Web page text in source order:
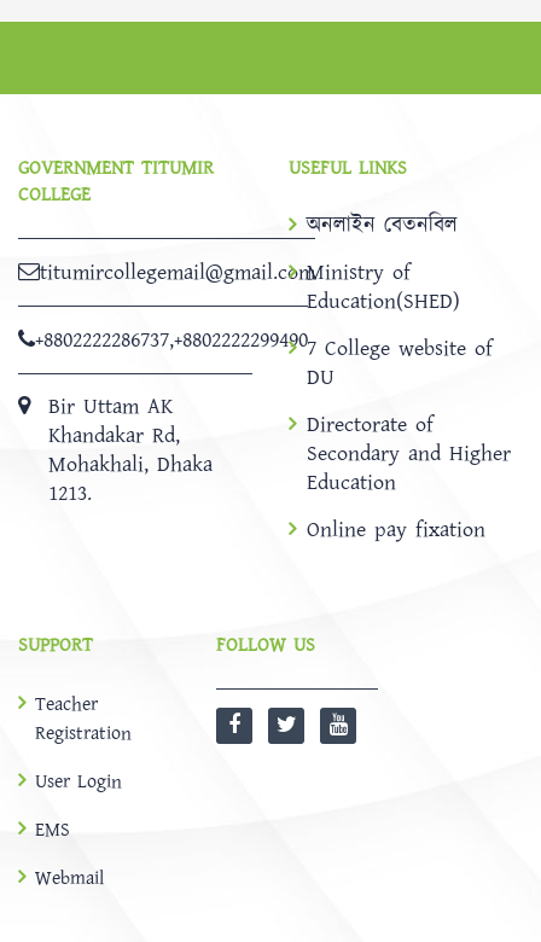
GOVERNMENT TITUMIR
COLLEGE
titumircollegemail@gmail.com
+8802222286737,+8802222299490
Bir Uttam AK
Khandakar Rd,
Mohakhali, Dhaka
1213.
USEFUL LINKS
অনলাইন বেতনবিল
Ministry of
Education(SHED)
7 College website of
DU
Directorate of
Secondary and Higher
Education
Online pay fixation
SUPPORT
Teacher
Registration
User Login
EMS
Webmail
FOLLOW US